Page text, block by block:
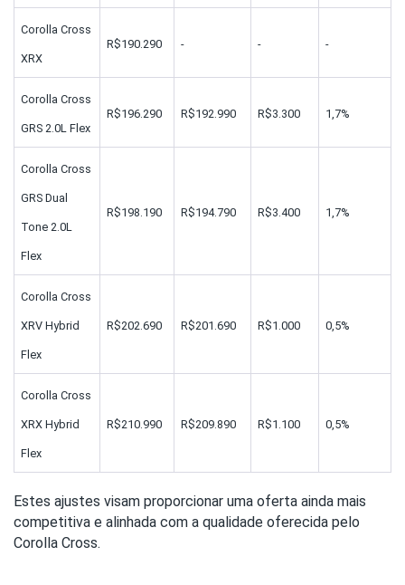
Corolla Cross
XRX
R$190.290 - - -
Corolla Cross
GRS 2.0L Flex
R$196.290 R$192.990 R$3.300 1,7%
Corolla Cross
GRS Dual
Tone 2.0L
Flex
R$198.190 R$194.790 R$3.400 1,7%
Corolla Cross
XRV Hybrid
Flex
R$202.690 R$201.690 R$1.000 0,5%
Corolla Cross
XRX Hybrid
Flex
R$210.990 R$209.890 R$1.100 0,5%
Estes ajustes visam proporcionar uma oferta ainda mais
competitiva e alinhada com a qualidade oferecida pelo
Corolla Cross.